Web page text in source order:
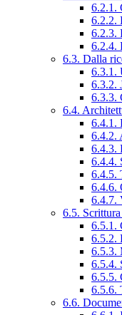
6.2.1.
6.2.2.
6.2.3.
6.2.4.
6.3. Dalla
6.3.1.
6.3.2.
6.3.3.
6.4.
6.4.1.
6.4.2.
6.4.3.
6.4.4.
6.4.5.
6.4.6.
6.4.7.
6.5.
6.5.1.
6.5.2.
6.5.3.
6.5.4.
6.5.5.
6.5.6.
6.6.